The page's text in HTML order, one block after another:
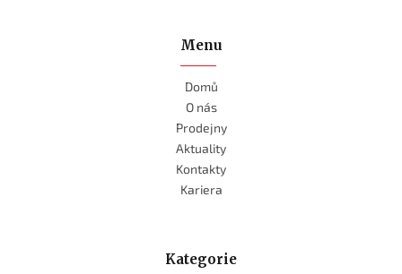
Menu
Domů
O nás
Prodejny
Aktuality
Kontakty
Kariera
Kategorie